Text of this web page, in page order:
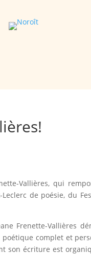
Vallières, qui
de poésie, du
Frenette-Vallières
complet et
son écriture est